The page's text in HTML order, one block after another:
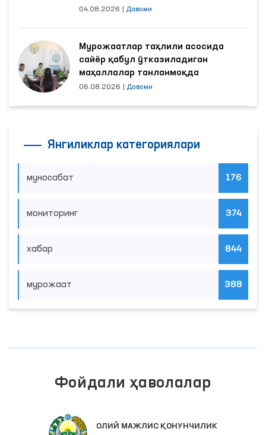
04.08.2026 Давоми
Мурожаатлар таҳлили асосида
сайёр қабул ўтказиладиган
маҳаллалар танланмоқда
06.08.2026 Давоми
Янгиликлар категориялари
муносабат 176
мониторинг 374
хабар 844
мурожаат 388
Фойдали ҳаволалар
ОЛИЙ МАЖЛИС ҚОНУНЧИЛИК